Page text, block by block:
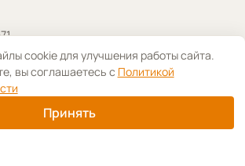
↑
cookie для улучшения работы сайта.
вы соглашаетесь с Политикой
Принять